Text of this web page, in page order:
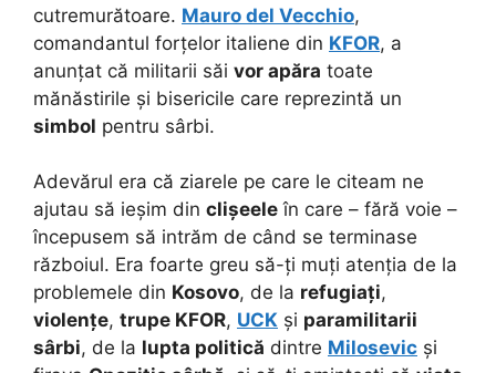
cutremurătoare. Mauro del Vecchio,
comandantul forțelor italiene din KFOR, a
anunțat că militarii săi vor apăra toate
mănăstirile și bisericile care reprezintă un
simbol pentru sârbi.
Adevărul era că ziarele pe care le citeam ne
ajutau să ieșim din clișeele în care – fără voie –
începusem să intrăm de când se terminase
războiul. Era foarte greu să-ți muți atenția de la
problemele din Kosovo, de la refugiați,
violențe, trupe KFOR, UCK și paramilitarii
sârbi, de la lupta politică dintre Milosevic și